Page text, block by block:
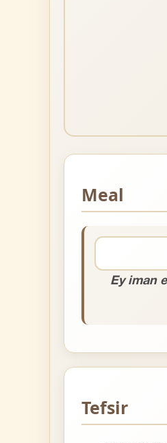
Meal
Ey iman
Tefsir